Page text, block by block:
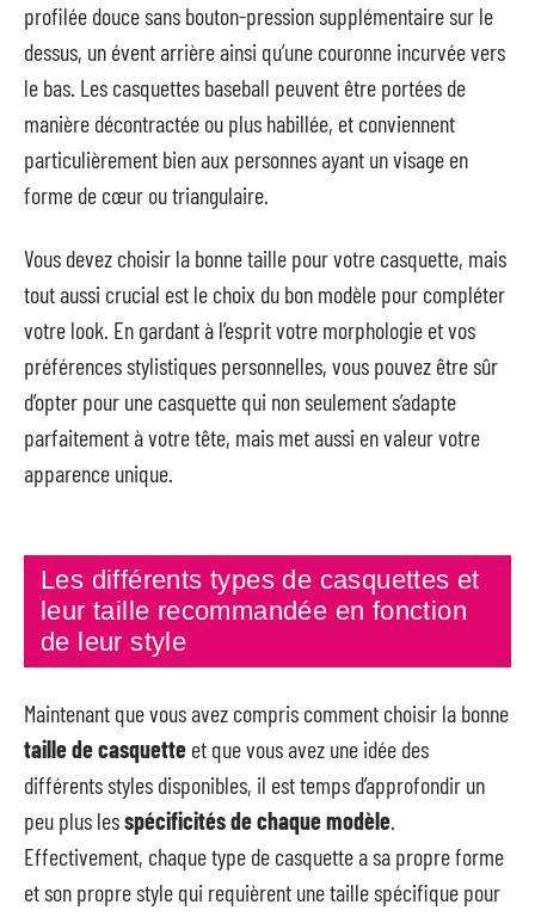
profilée douce sans bouton-pression supplémentaire sur le
dessus, un évent arrière ainsi qu’une couronne incurvée vers
le bas. Les casquettes baseball peuvent être portées de
manière décontractée ou plus habillée, et conviennent
particulièrement bien aux personnes ayant un visage en
forme de cœur ou triangulaire.
Vous devez choisir la bonne taille pour votre casquette, mais
tout aussi crucial est le choix du bon modèle pour compléter
votre look. En gardant à l’esprit votre morphologie et vos
préférences stylistiques personnelles, vous pouvez être sûr
d’opter pour une casquette qui non seulement s’adapte
parfaitement à votre tête, mais met aussi en valeur votre
apparence unique.
Les différents types de casquettes et
leur taille recommandée en fonction
de leur style
Maintenant que vous avez compris comment choisir la bonne
taille de casquette et que vous avez une idée des
différents styles disponibles, il est temps d’approfondir un
peu plus lesspécificités de chaque modèle
Effectivement, chaque type de casquette a sa propre forme
et son propre style qui requièrent une taille spécifique pour